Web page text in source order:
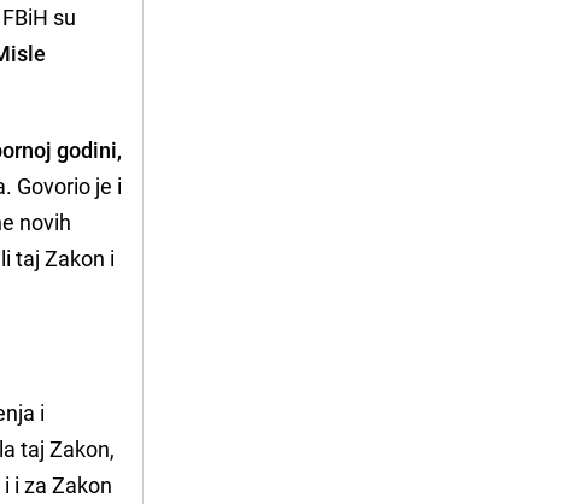
su
godini,
Govorio je i
novih
taj Zakon i
i
taj Zakon,
i za Zakon